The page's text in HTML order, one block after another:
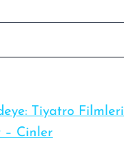
Tiyatro Filmleri
– Cinler